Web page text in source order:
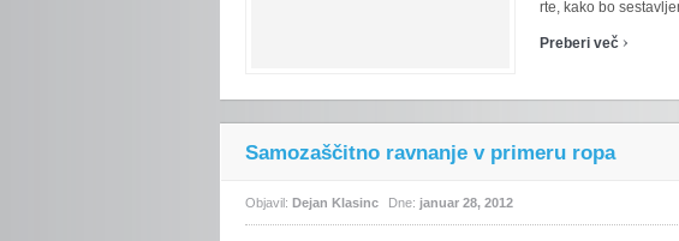
rte, kako bo
Preberi več ›
Samozaščitno ravnanje v primeru ropa
Objavil: Dejan Klasinc Dne: januar 28, 2012